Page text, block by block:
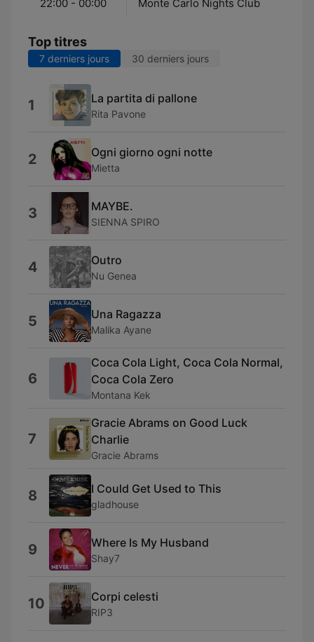
22:00 - 00:00 Monte Carlo Nights Club
Top titres
7 derniers jours 30 derniers jours
1 La partita di pallone
Rita Pavone
2 Ogni giorno ogni notte
Mietta
3 MAYBE.
SIENNA SPIRO
4 Outro
Nu Genea
5 Una Ragazza
Malika Ayane
6
Coca Cola Light, Coca Cola Normal,
Coca Cola Zero
Montana Kek
7
Gracie Abrams on Good Luck
Charlie
Gracie Abrams
8 I Could Get Used to This
gladhouse
9 Where Is My Husband
Shay7
10 Corpi celesti
RIP3